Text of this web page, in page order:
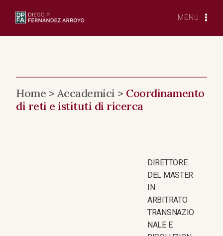
MENU
Home > Accademici > Coordinamento
di reti e istituti di ricerca
DIRETTORE
DEL MASTER
IN
ARBITRATO
TRANSNAZIO
NALE E